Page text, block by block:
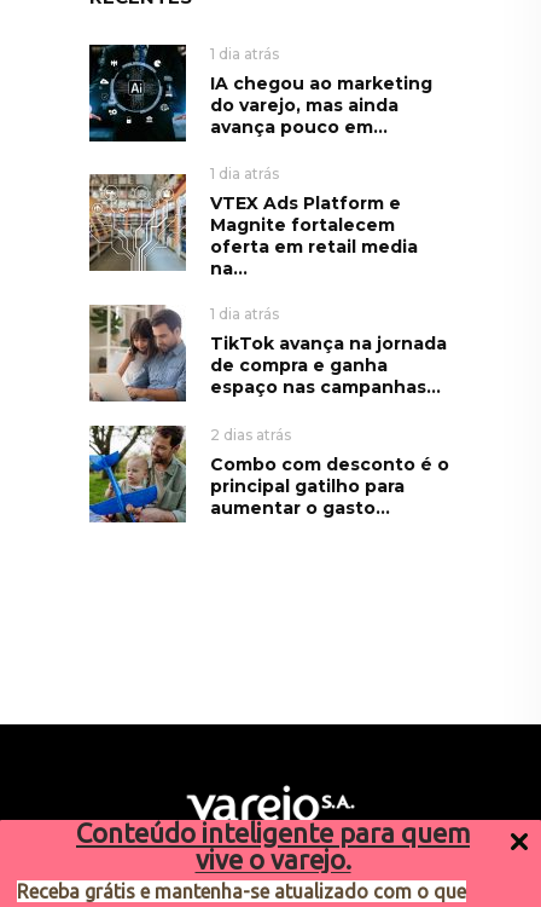
Conteúdo inteligente para quem
vive o varejo.
Receba grátis e mantenha-se atualizado com o que
1 dia atrás
IA chegou ao marketing
do varejo, mas ainda
avança pouco em...
1 dia atrás
VTEX Ads Platform e
Magnite fortalecem
oferta em retail media
na...
1 dia atrás
TikTok avança na jornada
de compra e ganha
espaço nas campanhas...
2 dias atrás
Combo com desconto é o
principal gatilho para
aumentar o gasto...